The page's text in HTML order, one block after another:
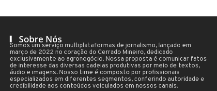
Sobre Nós
Somos um serviço multiplataformas de jornalismo, lançado em
março de 2022 no coração do Cerrado Mineiro, dedicado
exclusivamente ao agronegócio. Nossa proposta é comunicar fatos
de interesse das diversas cadeias produtivas por meio de textos,
áudio e imagens. Nosso time é composto por profissionais
especializados em diferentes segmentos, conferindo autoridade e
credibilidade aos conteúdos veiculados em nossos canais.